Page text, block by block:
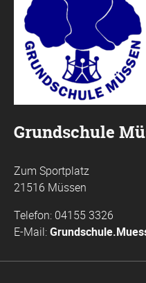
Grundschule
Zum Sportplatz
21516 Müssen
Telefon: 04155 3326
E-Mail: